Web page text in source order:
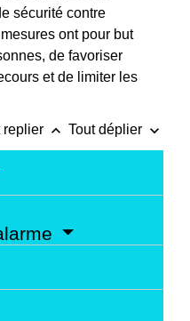
sécurité contre
ont pour but
de favoriser
et de limiter les
replier keyboard_arrow_up Tout déplier keyboard_arrow_down